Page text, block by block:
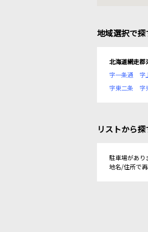
地域選択で探
北海道網走郡
字一条通
字
字東二条
字
リストから探
駐車場があり
地名/住所で